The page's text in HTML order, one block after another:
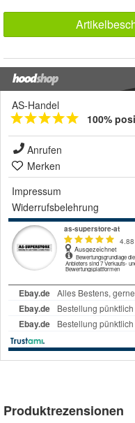
AS-Handel
100%
Anrufen
Merken
Impressum
Widerrufsbelehrung
Produktrezensionen